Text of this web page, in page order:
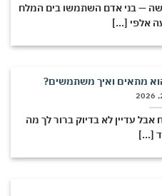
אדם השתמשו בים המלח
[...]
ואיך משתמשים?
לא בדיוק ברור לך מה